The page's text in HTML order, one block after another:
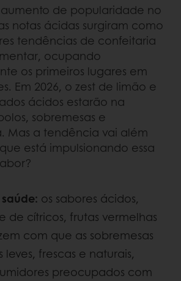
de popularidade no
notas ácidas surgiram como
tendências de confeitaria
ocupando
os primeiros lugares em
Em 2026, o zest de limão e
ácidos estarão na
sobremesas e
Mas a tendência vai além
está impulsionando essa
os sabores ácidos,
de cítricos, frutas vermelhas
com que as sobremesas
frescas e naturais,
preocupados com